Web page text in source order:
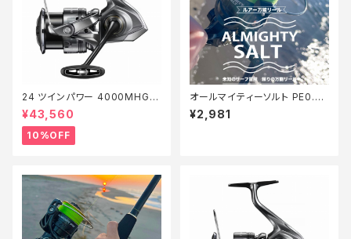
24 ツインパワー 4000MHG
【継続セール_リール】【10】
¥43,560
10%OFF
オールマイティーソルト PE0.8
号150m Tオリ
¥2,981